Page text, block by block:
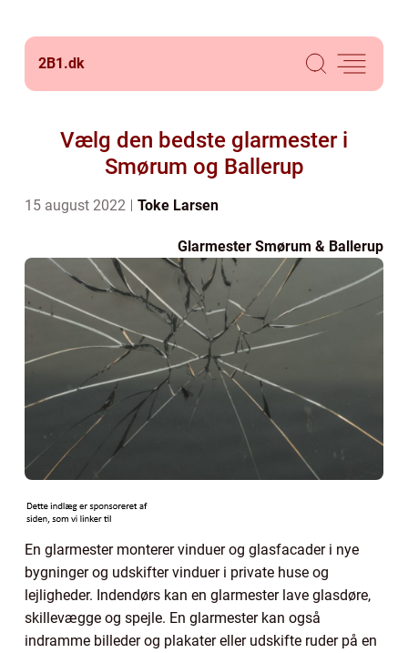
2B1.dk
Vælg den bedste glarmester i
Smørum og Ballerup
15 august 2022 Toke Larsen
Glarmester Smørum & Ballerup
En glarmester monterer vinduer og glasfacader i nye
bygninger og udskifter vinduer i private huse og
lejligheder. Indendørs kan en glarmester lave glasdøre,
skillevægge og spejle. En glarmester kan også
indramme billeder og plakater eller udskifte ruder på en